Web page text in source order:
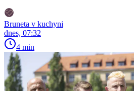
Bruneta v kuchyni
dnes, 07:32
4 min